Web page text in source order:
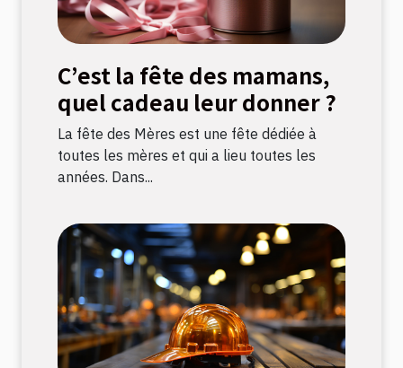
C’est la fête des mamans,
quel cadeau leur donner ?
La fête des Mères est une fête dédiée à
toutes les mères et qui a lieu toutes les
années. Dans...